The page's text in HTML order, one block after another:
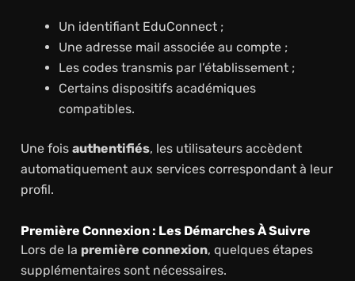
Un identifiant EduConnect ;
Une adresse mail associée au compte ;
Les codes transmis par l’établissement ;
Certains dispositifs académiques
compatibles.
Une fois authentifiés, les utilisateurs accèdent
automatiquement aux services correspondant à leur
profil.
Première Connexion : Les Démarches À Suivre
Lors de la première connexion, quelques étapes
supplémentaires sont nécessaires.